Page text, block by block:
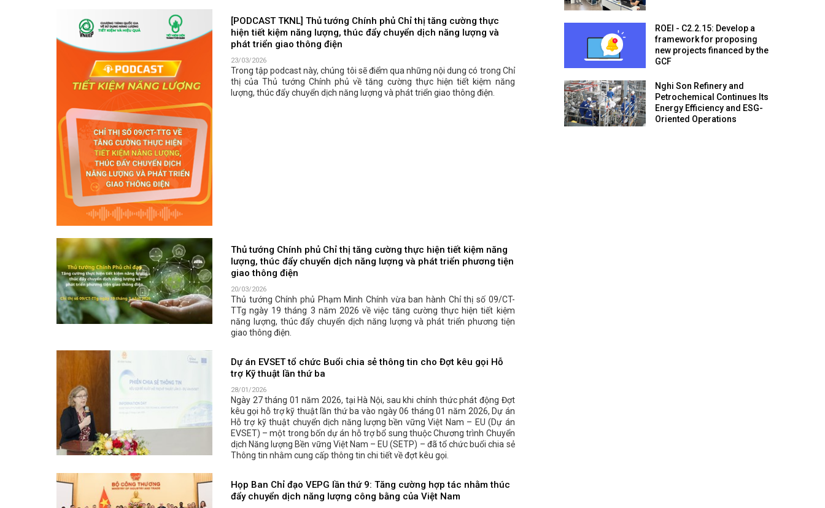
[PODCAST TKNL] Thủ tướng Chính phủ Chỉ thị tăng cường thực
hiện tiết kiệm năng lượng, thúc đẩy chuyển dịch năng lượng và
phát triển giao thông điện
23/03/2026
Trong tập podcast này, chúng tôi sẽ điểm qua những nội dung có trong Chỉ
thị của Thủ tướng Chính phủ về tăng cường thực hiện tiết kiệm năng
lượng, thúc đẩy chuyển dịch năng lượng và phát triển giao thông điện.
Thủ tướng Chính phủ Chỉ thị tăng cường thực hiện tiết kiệm năng
lượng, thúc đẩy chuyển dịch năng lượng và phát triển phương tiện
giao thông điện
20/03/2026
Thủ tướng Chính phủ Phạm Minh Chính vừa ban hành Chỉ thị số 09/CT-
TTg ngày 19 tháng 3 năm 2026 về việc tăng cường thực hiện tiết kiệm
năng lượng, thúc đẩy chuyển dịch năng lượng và phát triển phương tiện
giao thông điện.
Dự án EVSET tổ chức Buổi chia sẻ thông tin cho Đợt kêu gọi Hỗ
trợ Kỹ thuật lần thứ ba
28/01/2026
Ngày 27 tháng 01 năm 2026, tại Hà Nội, sau khi chính thức phát động Đợt
kêu gọi hỗ trợ kỹ thuật lần thứ ba vào ngày 06 tháng 01 năm 2026, Dự án
Hỗ trợ kỹ thuật chuyển dịch năng lượng bền vững Việt Nam – EU (Dự án
EVSET) – một trong bốn dự án hỗ trợ bổ sung thuộc Chương trình Chuyển
dịch Năng lượng Bền vững Việt Nam – EU (SETP) – đã tổ chức buổi chia sẻ
Thông tin nhằm cung cấp thông tin chi tiết về đợt kêu gọi.
Họp Ban Chỉ đạo VEPG lần thứ 9: Tăng cường hợp tác nhằm thúc
đẩy chuyển dịch năng lượng công bằng của Việt Nam
ROEI - C2.2.15: Develop a
framework for proposing
new projects financed by the
GCF
Nghi Son Refinery and
Petrochemical Continues Its
Energy Efficiency and ESG-
Oriented Operations